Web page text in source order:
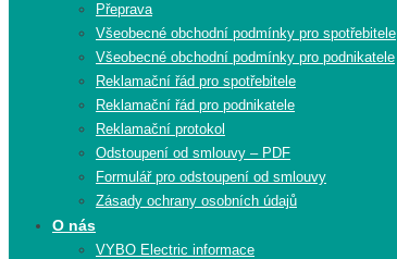
Přeprava
Všeobecné obchodní podmínky pro spotřebitele
Všeobecné obchodní podmínky pro podnikatele
Reklamační řád pro spotřebitele
Reklamační řád pro podnikatele
Reklamační protokol
Odstoupení od smlouvy – PDF
Formulář pro odstoupení od smlouvy
Zásady ochrany osobních údajů
O nás
VYBO Electric informace